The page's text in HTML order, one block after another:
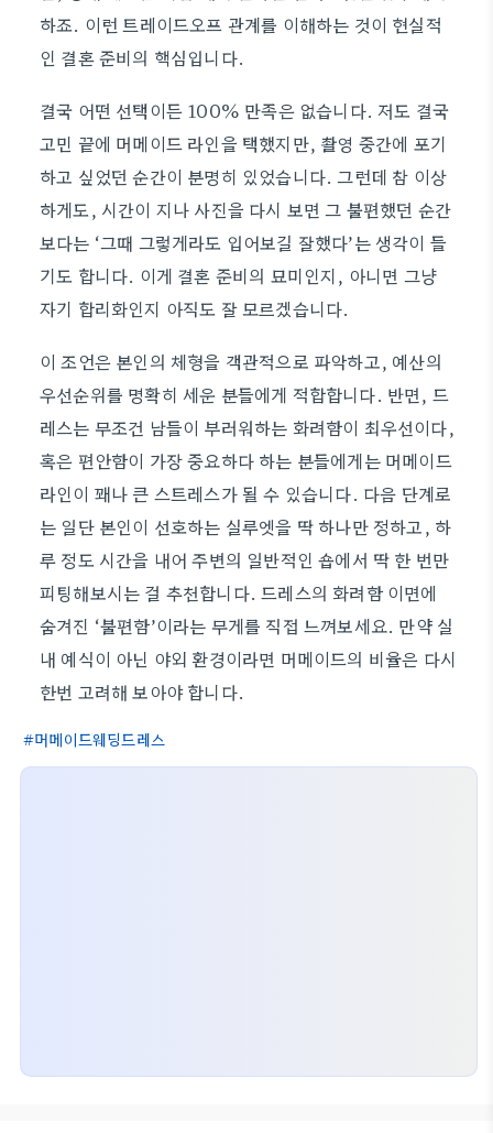
하죠. 이런 트레이드오프 관계를 이해하는 것이 현실적
인 결혼 준비의 핵심입니다.
결국 어떤 선택이든 100% 만족은 없습니다. 저도 결국
고민 끝에 머메이드 라인을 택했지만, 촬영 중간에 포기
하고 싶었던 순간이 분명히 있었습니다. 그런데 참 이상
하게도, 시간이 지나 사진을 다시 보면 그 불편했던 순간
보다는 ‘그때 그렇게라도 입어보길 잘했다’는 생각이 들
기도 합니다. 이게 결혼 준비의 묘미인지, 아니면 그냥
자기 합리화인지 아직도 잘 모르겠습니다.
이 조언은 본인의 체형을 객관적으로 파악하고, 예산의
우선순위를 명확히 세운 분들에게 적합합니다. 반면, 드
레스는 무조건 남들이 부러워하는 화려함이 최우선이다,
혹은 편안함이 가장 중요하다 하는 분들에게는 머메이드
라인이 꽤나 큰 스트레스가 될 수 있습니다. 다음 단계로
는 일단 본인이 선호하는 실루엣을 딱 하나만 정하고, 하
루 정도 시간을 내어 주변의 일반적인 숍에서 딱 한 번만
피팅해보시는 걸 추천합니다. 드레스의 화려함 이면에
숨겨진 ‘불편함’이라는 무게를 직접 느껴보세요. 만약 실
내 예식이 아닌 야외 환경이라면 머메이드의 비율은 다시
한번 고려해 보아야 합니다.
머메이드웨딩드레스